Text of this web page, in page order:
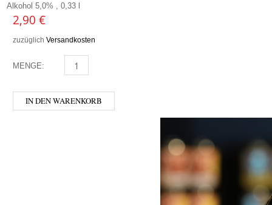
Alkohol 5,0% , 0,33 l
2,90 €
zuzüglich Versandkosten
MENGE: ICHNUSA - NON FILTRATA MENGE
IN DEN WARENKORB